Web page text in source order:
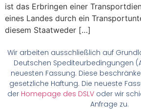
ist das Erbringen einer
eines Landes durch ein
diesem Staatweder […]
Wir arbeiten ausschließlich auf
Deutschen Spediteurbedingungen
neuesten Fassung. Diese
gesetzliche Haftung. Die neueste
der Homepage des DSLVoder wir
Anfrage zu.